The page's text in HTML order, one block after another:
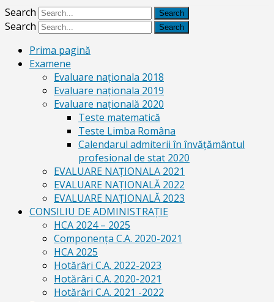
Search
Search
Prima pagină
Examene
Evaluare naționala 2018
Evaluare naționala 2019
Evaluare națională 2020
Teste matematică
Teste Limba Româna
Calendarul admiterii în învăţământul
profesional de stat 2020
EVALUARE NAȚIONALA 2021
EVALUARE NAŢIONALĂ 2022
EVALUARE NAŢIONALĂ 2023
CONSILIU DE ADMINISTRAȚIE
HCA 2024 – 2025
Componența C.A. 2020-2021
HCA 2025
Hotărâri C.A. 2022-2023
Hotărâri C.A. 2020-2021
Hotărâri C.A. 2021 -2022